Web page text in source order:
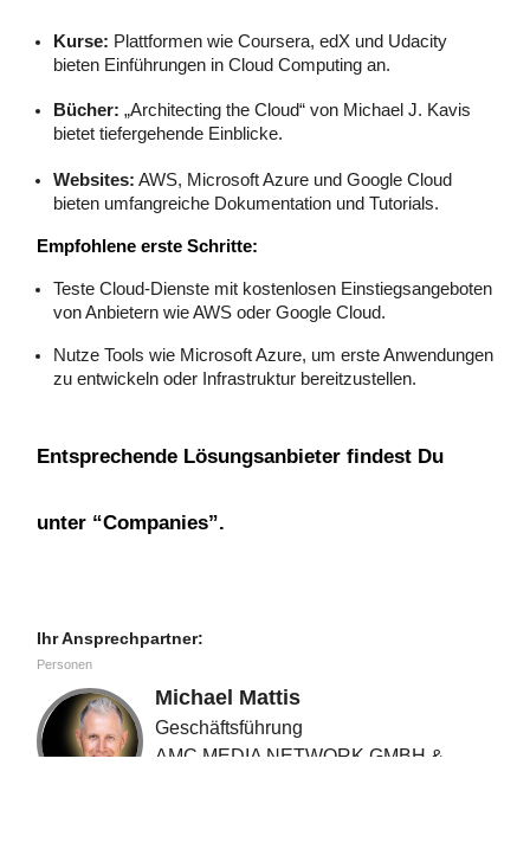
Kurse: Plattformen wie Coursera, edX und Udacity
bieten Einführungen in Cloud Computing an.
Bücher: „Architecting the Cloud“ von Michael J. Kavis
bietet tiefergehende Einblicke.
Websites: AWS, Microsoft Azure und Google Cloud
bieten umfangreiche Dokumentation und Tutorials.
Empfohlene erste Schritte:
Teste Cloud-Dienste mit kostenlosen Einstiegsangeboten
von Anbietern wie AWS oder Google Cloud.
Nutze Tools wie Microsoft Azure, um erste Anwendungen
zu entwickeln oder Infrastruktur bereitzustellen.
Entsprechende Lösungsanbieter findest Du
unter “Companies”.
Ihr Ansprechpartner:
Personen
Michael Mattis
Geschäftsführung
AMC MEDIA NETWORK GMBH &